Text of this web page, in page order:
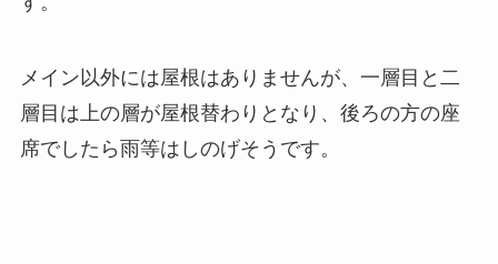
メイン以外には屋根はありませんが、一層目と二
層目は上の層が屋根替わりとなり、後ろの方の座
席でしたら雨等はしのげそうです。